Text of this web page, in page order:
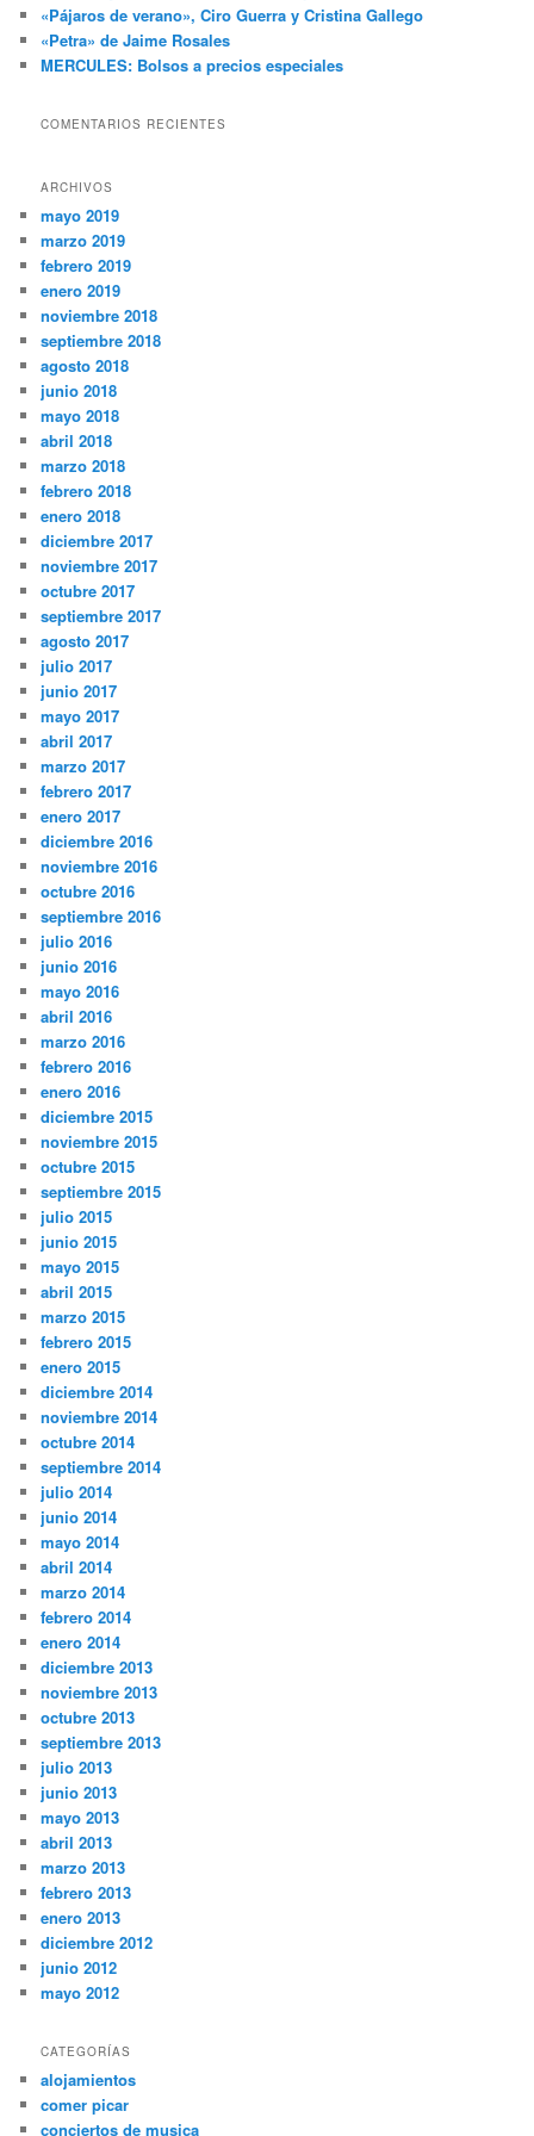
«Pájaros de verano», Ciro Guerra y Cristina Gallego
«Petra» de Jaime Rosales
MERCULES: Bolsos a precios especiales
COMENTARIOS RECIENTES
ARCHIVOS
mayo 2019
marzo 2019
febrero 2019
enero 2019
noviembre 2018
septiembre 2018
agosto 2018
junio 2018
mayo 2018
abril 2018
marzo 2018
febrero 2018
enero 2018
diciembre 2017
noviembre 2017
octubre 2017
septiembre 2017
agosto 2017
julio 2017
junio 2017
mayo 2017
abril 2017
marzo 2017
febrero 2017
enero 2017
diciembre 2016
noviembre 2016
octubre 2016
septiembre 2016
julio 2016
junio 2016
mayo 2016
abril 2016
marzo 2016
febrero 2016
enero 2016
diciembre 2015
noviembre 2015
octubre 2015
septiembre 2015
julio 2015
junio 2015
mayo 2015
abril 2015
marzo 2015
febrero 2015
enero 2015
diciembre 2014
noviembre 2014
octubre 2014
septiembre 2014
julio 2014
junio 2014
mayo 2014
abril 2014
marzo 2014
febrero 2014
enero 2014
diciembre 2013
noviembre 2013
octubre 2013
septiembre 2013
julio 2013
junio 2013
mayo 2013
abril 2013
marzo 2013
febrero 2013
enero 2013
diciembre 2012
junio 2012
mayo 2012
CATEGORÍAS
alojamientos
comer picar
conciertos de musica